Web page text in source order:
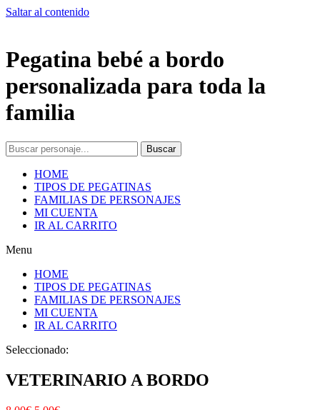
Saltar al contenido
Pegatina bebé a bordo
personalizada para toda la
familia
Buscar
HOME
TIPOS DE PEGATINAS
FAMILIAS DE PERSONAJES
MI CUENTA
IR AL CARRITO
Menu
HOME
TIPOS DE PEGATINAS
FAMILIAS DE PERSONAJES
MI CUENTA
IR AL CARRITO
Seleccionado:
VETERINARIO A BORDO